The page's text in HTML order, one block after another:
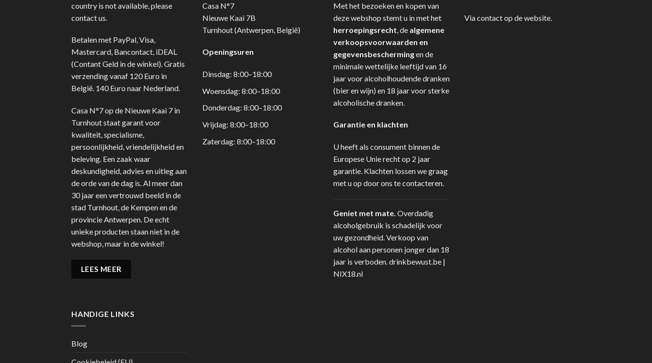
country is not available, please
contact us.
Betalen met PayPal, Visa,
Mastercard, Bancontact, iDEAL
(Contant Geld in de winkel). Gratis
verzending vanaf 120 Euro in
België. 140 Euro naar Nederland.
Casa N°7 op de Nieuwe Kaai 7 in
Turnhout staat garant voor
kwaliteit, specialisme,
persoonlijkheid, vriendelijkheid en
beleving. Een zaak waar
deskundigheid, advies en uitleg aan
de orde van de dag is. Al meer dan
30 jaar een vertrouwd beeld in de
stad Turnhout, de Kempen en de
provincie Antwerpen. De echt
unieke producten staan niet in de
webshop, maar in de winkel!
LEES MEER
Casa N°7
Nieuwe Kaai 7B
Turnhout (Antwerpen, België)
Openingsuren
Dinsdag: 8:00–18:00
Woensdag: 8:00–18:00
Donderdag: 8:00–18:00
Vrijdag: 8:00–18:00
Zaterdag: 8:00–18:00
Met het bezoeken en kopen van
deze webshop stemt u in met het
herroepingsrecht , de algemene
verkoopsvoorwaarden en
gegevensbeschermingen de
minimale wettelijke leeftijd van 16
jaar voor alcoholhoudende dranken
(bier en wijn) en 18 jaar voor sterke
alcoholische dranken.
Garantie en klachten
U heeft als consument binnen de
Europese Unie recht op 2 jaar
garantie. Klachten lossen we graag
met u op door ons te contacteren.
Geniet met mate. Overdadig
alcoholgebruik is schadelijk voor
uw gezondheid. Verkoop van
alcohol aan personen jonger dan 18
jaar is verboden.drinkbewust.be |
NIX18.nl
Via contact op de website.
HANDIGE LINKS
Blog